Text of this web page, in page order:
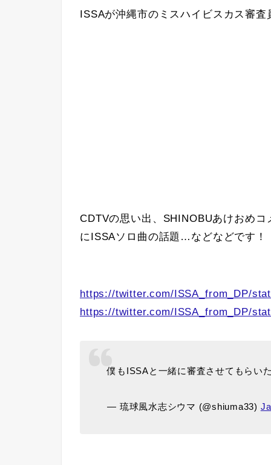
ISSAが沖縄市のミスハイビスカス審査
CDTVの思い出、SHINOBUあけおめ
にISSAソロ曲の話題…などなどです！
https://twitter.com/ISSA_from_DP/
https://twitter.com/ISSA_from_DP/
僕もISSAと一緒に審査させてもら
— 琉球風水志シウマ (@shiuma33)